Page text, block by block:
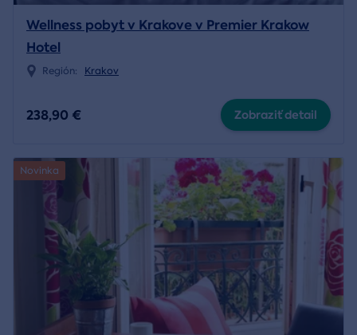
Wellness pobyt v Krakove v Premier Krakow
Hotel
Región: Krakov
238,90 € Zobraziť detail
Novinka